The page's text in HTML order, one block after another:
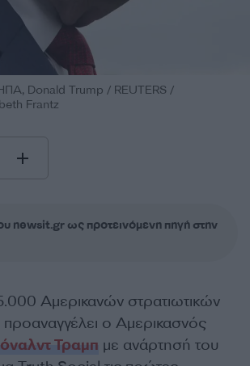
Donald Trump / REUTERS /
Frantz
newsit.gr ως προτεινόμενη πηγή στην
Αμερικανών στρατιωτικών
προαναγγέλει ο Αμερικασνός
Τραμπ με ανάρτησή του